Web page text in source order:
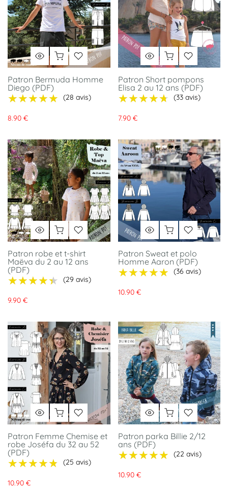
Patron Bermuda Homme
Diego (PDF)
★★★★★
★★★★★ (28 avis)
8.90 €
Patron Short pompons
Elisa 2 au 12 ans (PDF)
★★★★★
★★★★★ (33 avis)
7.90 €
Patron robe et t-shirt
Maëva du 2 au 12 ans
(PDF)
★★★★★
★★★★★ (29 avis)
9.90 €
Patron Sweat et polo
Homme Aaron (PDF)
★★★★★
★★★★★ (36 avis)
10.90 €
Patron Femme Chemise et
robe Joséfa du 32 au 52
(PDF)
★★★★★
★★★★★ (25 avis)
10.90 €
Patron parka Billie 2/12
ans (PDF)
★★★★★
★★★★★ (22 avis)
10.90 €